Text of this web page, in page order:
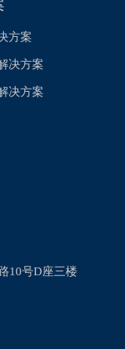
方案
决方案
决方案
10号D座三楼